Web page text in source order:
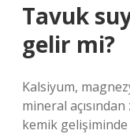
Tavuk
gelir mi?
Kalsiyum,
mineral
kemik